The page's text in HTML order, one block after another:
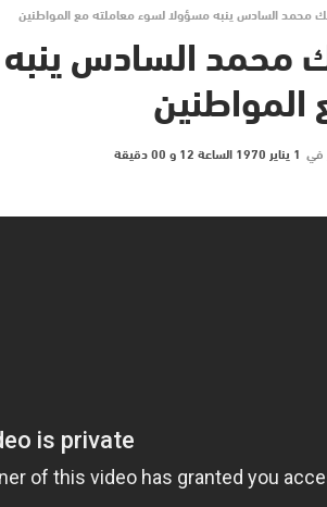
محمد السادس ينبه مسؤولا لسوء معاملته مع المواطنين
محمد السادس
في 1 يناير 1970 الساعة 12 و 00 دقيقة